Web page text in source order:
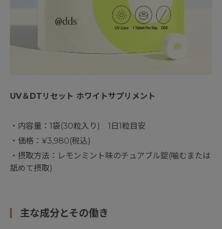
UV＆DTリセット ホワイトサプリメント
・内容量：1袋(30粒入り) 1日1粒目安
・価格：¥3,980(税込)
・摂取方法：レモンミント味のチュアブル錠(噛むまたは
舐めて摂取)
主な成分とその働き